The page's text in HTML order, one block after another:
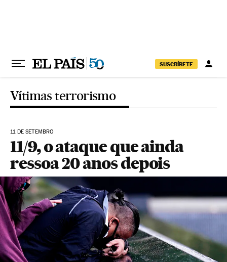
SUSCRÍBETE
Vítimas terrorismo
11 DE SETEMBRO
11/9, o ataque que ainda
ressoa 20 anos depois